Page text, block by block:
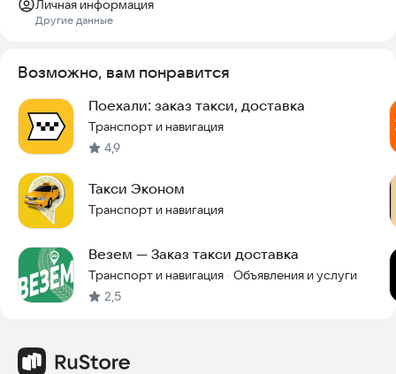
👍 Оцените поездку и водителя
Используйте готовые шаблоны для быстрой оценки. Если
поездка понравилась, добавьте водителя в «Избранные»,
чтобы легко найти его в будущем.
📅 Закажите заранее
Нужен автомобиль к конкретному времени? Закажите его
заранее через приложение, и такси будет ждать вас у
подъезда ровно в назначенный час.
Получайте уведомления о старте акций, смене тарифов или
новых промокодах. Установите приложение Такси «Эконом»
Скачайте приложение прямо сейчас и начните пользоваться
Личная информация
Другие данные
Возможно, вам понравится
Поехали: заказ такси, доставка
Транспорт и навигация
4,9
Такси Эконом
Транспорт и навигация
Везем — Заказ такси доставка
Транспорт и навигация · Объявления и услуги
2,5